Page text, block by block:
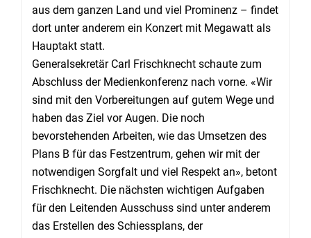
aus dem ganzen Land und viel Prominenz – findet
dort unter anderem ein Konzert mit Megawatt als
Hauptakt statt.
Generalsekretär Carl Frischknecht schaute zum
Abschluss der Medienkonferenz nach vorne. «Wir
sind mit den Vorbereitungen auf gutem Wege und
haben das Ziel vor Augen. Die noch
bevorstehenden Arbeiten, wie das Umsetzen des
Plans B für das Festzentrum, gehen wir mit der
notwendigen Sorgfalt und viel Respekt an», betont
Frischknecht. Die nächsten wichtigen Aufgaben
für den Leitenden Ausschuss sind unter anderem
das Erstellen des Schiessplans, der